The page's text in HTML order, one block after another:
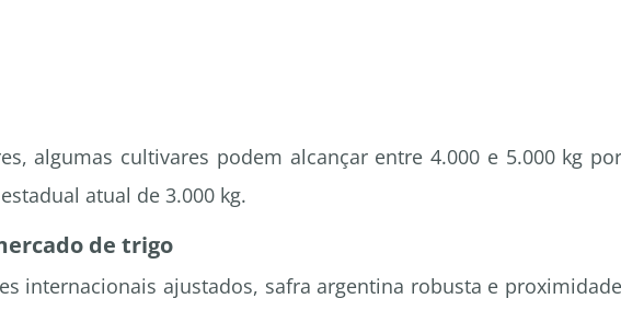
algumas cultivares podem alcançar entre 4.000 e 5.000 kg por
atual de 3.000 kg.
de trigo
internacionais ajustados, safra argentina robusta e proximidade